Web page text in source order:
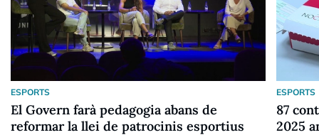
ESPORTS
El Govern farà pedagogia abans de
reformar la llei de patrocinis esportius
ESPORTS
87
2025